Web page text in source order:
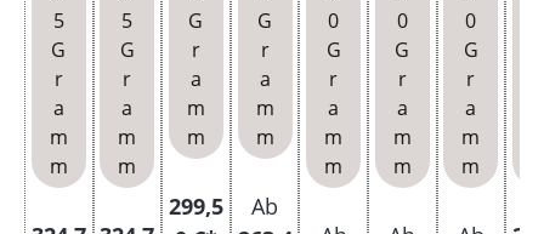
5
G
r
a
m
m
5
G
r
a
m
m
G
r
a
m
m
299,5
Dose
G
r
a
m
m
Ab
mit
wähl
baren
Hülse
n und
Dreh
asche
nbec
her
0
G
r
a
m
m
mit
wähl
baren
Hülse
n und
Etui
0
G
r
a
m
m
mit
wähl
baren
Hülse
n und
Glasa
schen
bech
er
0
G
r
a
m
m